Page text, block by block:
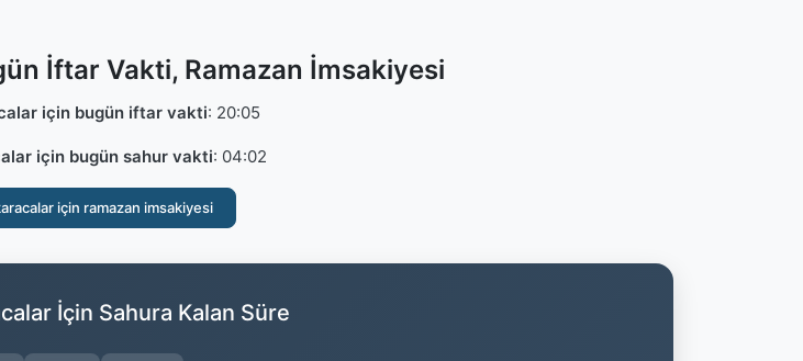
İftar Vakti, Ramazan İmsakiyesi
için bugün iftar vakti: 20:05
için bugün sahur vakti: 04:02
için ramazan imsakiyesi
İçin Sahura Kalan Süre